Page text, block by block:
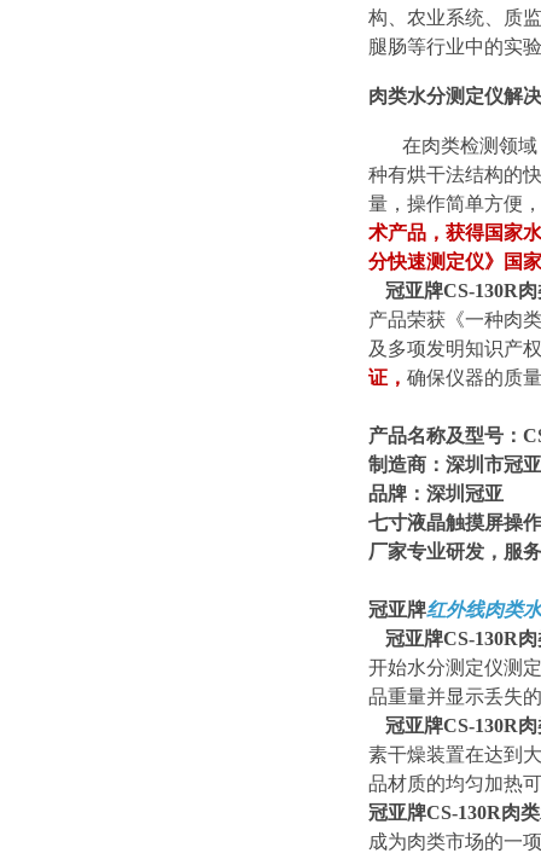
构、农业系统、质
腿肠等行业中的实
肉类水分测定仪解
在肉类检测领
种有烘干法结构的
量，操作简单方便
术产品，获得国家
分快速测定仪》国
冠亚牌CS-130R
产品荣获《一种肉
及多项发明知识产
证， 确保仪器的质
产品名称及型号：
制造商：深圳市冠
品牌：深圳冠亚
七寸液晶触摸屏操
厂家专业研发，服
冠亚牌红外线肉类
冠亚牌CS-130R
开始水分测定仪测
品重量并显示丢失
冠亚牌CS-130R
素干燥装置在达到
品材质的均匀加热
冠亚牌CS-130R肉
成为肉类市场的一